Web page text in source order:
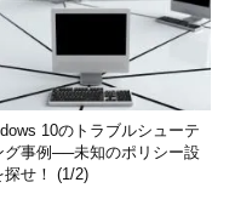
10のトラブルシューテ
グ事例──未知のポリシー設
探せ！ (1/2)